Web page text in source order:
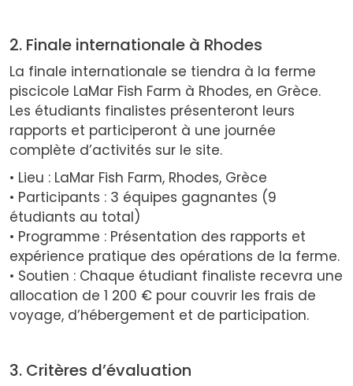
2. Finale internationale à Rhodes
La finale internationale se tiendra à la ferme
piscicole LaMar Fish Farm à Rhodes, en Grèce.
Les étudiants finalistes présenteront leurs
rapports et participeront à une journée
complète d’activités sur le site.
• Lieu : LaMar Fish Farm, Rhodes, Grèce
• Participants : 3 équipes gagnantes (9
étudiants au total)
• Programme : Présentation des rapports et
expérience pratique des opérations de la ferme.
• Soutien : Chaque étudiant finaliste recevra une
allocation de 1 200 € pour couvrir les frais de
voyage, d’hébergement et de participation.
3. Critères d’évaluation